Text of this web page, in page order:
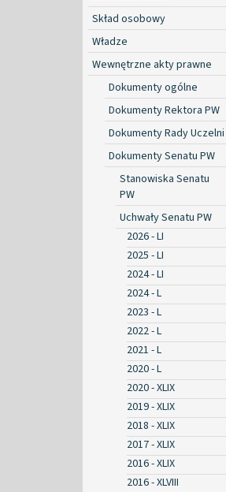
Skład osobowy
Władze
Wewnętrzne akty prawne
Dokumenty ogólne
Dokumenty Rektora PW
Dokumenty Rady Uczelni
Dokumenty Senatu PW
Stanowiska Senatu
PW
Uchwały Senatu PW
2026 - LI
2025 - LI
2024 - LI
2024 - L
2023 - L
2022 - L
2021 - L
2020 - L
2020 - XLIX
2019 - XLIX
2018 - XLIX
2017 - XLIX
2016 - XLIX
2016 - XLVIII